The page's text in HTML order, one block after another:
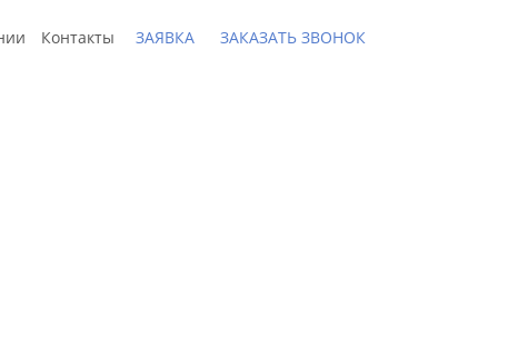
Контакты ЗАЯВКА ЗАКАЗАТЬ ЗВОНОК